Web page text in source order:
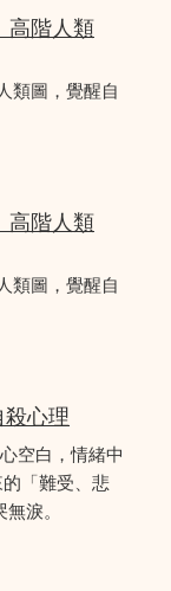
高階人類
類圖，覺醒自
高階人類
類圖，覺醒自
心理
空白，情緒中
「難受、悲
淚。